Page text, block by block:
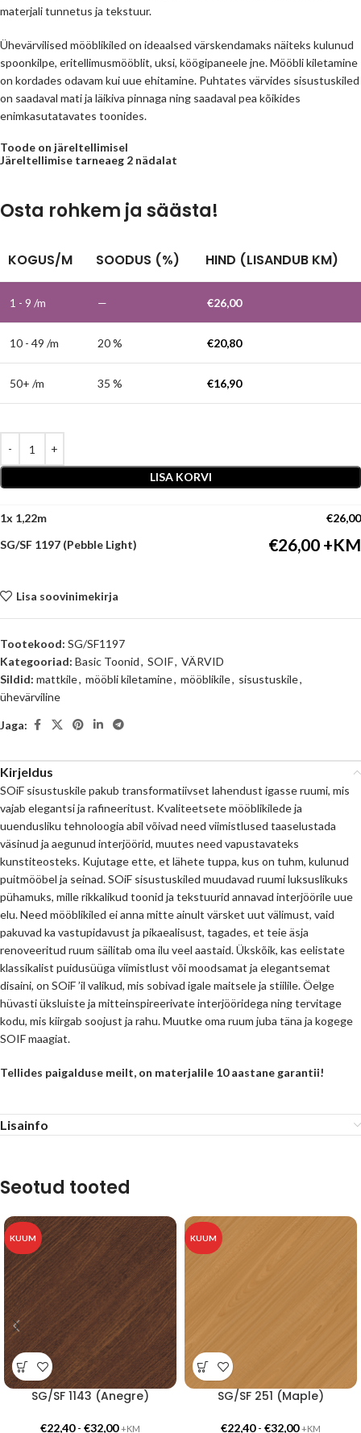
materjali tunnetus ja tekstuur.
Ühevärvilised mööblikiled on ideaalsed värskendamaks näiteks kulunud
spoonkilpe, eritellimusmööblit, uksi, köögipaneele jne. Mööbli kiletamine
on kordades odavam kui uue ehitamine. Puhtates värvides sisustuskiled
on saadaval mati ja läikiva pinnaga ning saadaval pea kõikides
enimkasutatavates toonides.
Toode on järeltellimisel
Järeltellimise tarneaeg 2 nädalat
Osta rohkem ja säästa!
KOGUS/M SOODUS (%) HIND (LISANDUB KM)
1 - 9 /m — €26,00
10 - 49 /m 20 % €20,80
50+ /m 35 % €16,90
LISA KORVI
1x €26,00
SG/SF 1197 (Pebble Light)
€26,00
Lisa soovinimekirja
Tootekood: SG/SF1197
Kategooriad: Basic Toonid, SOIF, VÄRVID
Sildid: mattkile, mööbli kiletamine, mööblikile, sisustuskile,
ühevärviline
Jaga:
Kirjeldus
SOiF sisustuskile pakub transformatiivset lahendust igasse ruumi, mis
vajab elegantsi ja rafineeritust. Kvaliteetsete mööblikilede ja
uuendusliku tehnoloogia abil võivad need viimistlused taaselustada
väsinud ja aegunud interjöörid, muutes need vapustavateks
kunstiteosteks. Kujutage ette, et lähete tuppa, kus on tuhm, kulunud
puitmööbel ja seinad. SOiF sisustuskiled muudavad ruumi luksuslikuks
pühamuks, mille rikkalikud toonid ja tekstuurid annavad interjöörile uue
elu. Need mööblikiled ei anna mitte ainult värsket uut välimust, vaid
pakuvad ka vastupidavust ja pikaealisust, tagades, et teie äsja
renoveeritud ruum säilitab oma ilu veel aastaid. Ükskõik, kas eelistate
klassikalist puidusüüga viimistlust või moodsamat ja elegantsemat
disaini, on SOiF ’il valikud, mis sobivad igale maitsele ja stiilile. Öelge
hüvasti üksluiste ja mitteinspireerivate interjööridega ning tervitage
kodu, mis kiirgab soojust ja rahu. Muutke oma ruum juba täna ja kogege
SOIF maagiat.
Tellides paigalduse meilt, on materjalile 10 aastane garantii!
Lisainfo
Seotud tooted
KUUM
SG/SF 1143 (Anegre)
€22,40- €32,00 +KM
KUUM
SG/SF 251 (Maple)
€22,40- €32,00 +KM